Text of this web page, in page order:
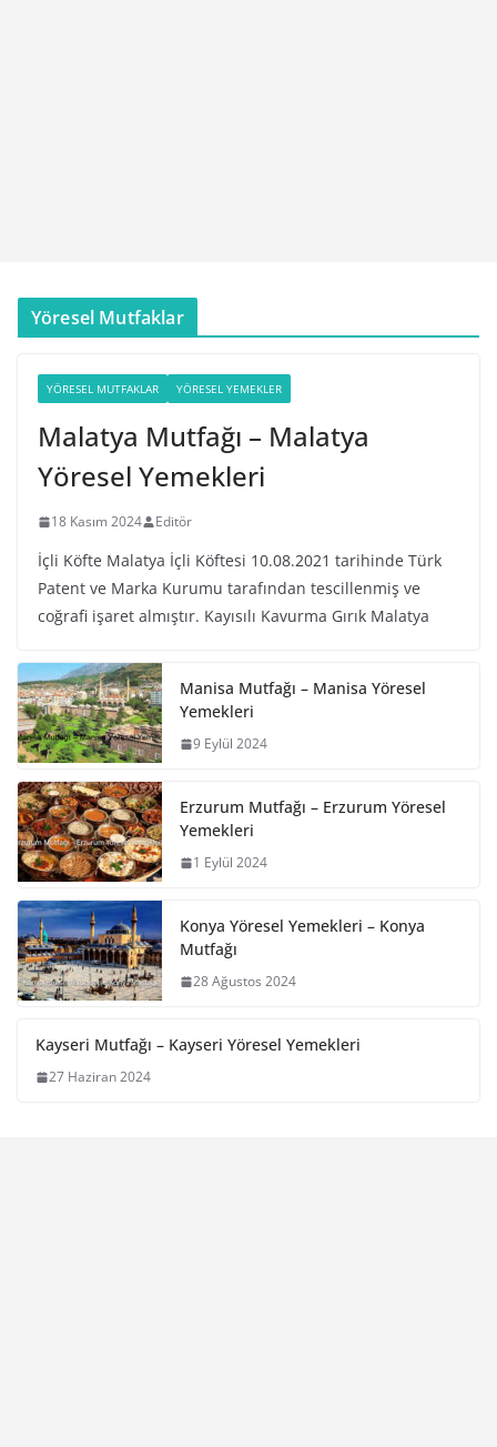
Yöresel Mutfaklar
YÖRESEL MUTFAKLAR YÖRESEL YEMEKLER
Malatya Mutfağı – Malatya
Yöresel Yemekleri
18 Kasım 2024 Editör
İçli Köfte Malatya İçli Köftesi 10.08.2021 tarihinde Türk
Patent ve Marka Kurumu tarafından tescillenmiş ve
coğrafi işaret almıştır. Kayısılı Kavurma Gırık Malatya
Manisa Mutfağı – Manisa Yöresel
Yemekleri
9 Eylül 2024
Erzurum Mutfağı – Erzurum Yöresel
Yemekleri
1 Eylül 2024
Konya Yöresel Yemekleri – Konya
Mutfağı
28 Ağustos 2024
Kayseri Mutfağı – Kayseri Yöresel Yemekleri
27 Haziran 2024